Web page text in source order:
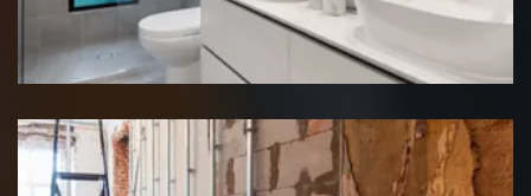
Rénovation salle de bain